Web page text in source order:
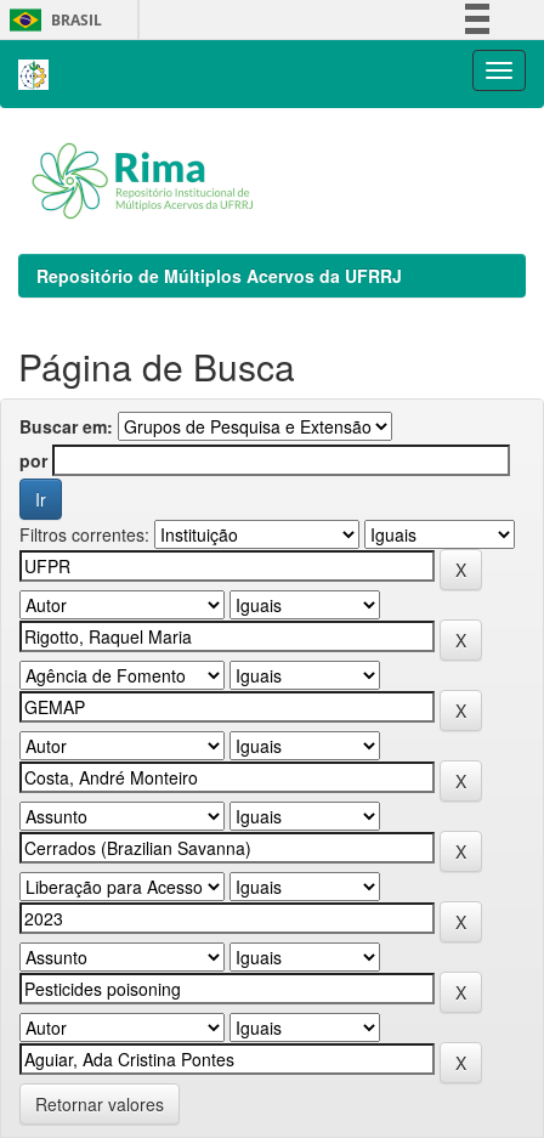
Skip
navigation
BRASIL
Repositório de Múltiplos Acervos da UFRRJ
Página de Busca
Buscar em:
por
Filtros correntes:
Retornar valores